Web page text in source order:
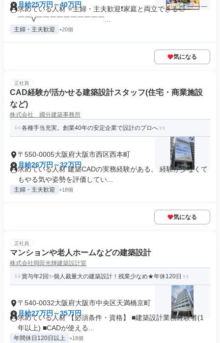
月給25万円～40万円
求めている人材 ⭐主婦・主夫歓迎❗家庭と両立できる◎ ￣￣￣
￣￣V￣￣￣￣￣￣￣￣￣￣...
主婦・主夫歓迎 +20個
気になる
正社員
CAD経験が活かせる建築設計スタッフ(住宅・商業施設
など)
株式会社 國分建築事務所
各種手当充実。創業40年の安定企業で設計のプロへ
〒550-0005大阪府大阪市西区西本町
月給26万円～32万円
求めている人材 建築CADの実務経験がある。 経験が少なくて
もやる気や姿勢を評価してい...
主婦・主夫歓迎 +18個
気になる
正社員
マンションや老人ホームなどの建築設計
株式会社岡田光輝建築設計室
賞与年2回✨個人裁量大の建築設計！残業少なめ★年休120日
〒540-0032大阪府大阪市中央区天満橋京町
月給27万円～35万円
求めている人材 【必須条件・資格】 ■建築設計業務経験者(1
年以上) ■CADが使える...
年間休日120日以上 +18個